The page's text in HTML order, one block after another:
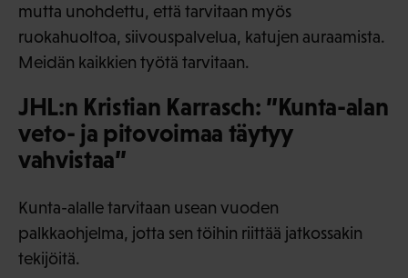
mutta unohdettu, että tarvitaan myös
ruokahuoltoa, siivouspalvelua, katujen auraamista.
Meidän kaikkien työtä tarvitaan.
JHL:n Kristian Karrasch: ”Kunta-alan
veto- ja pitovoimaa täytyy
vahvistaa”
Kunta-alalle tarvitaan usean vuoden
palkkaohjelma, jotta sen töihin riittää jatkossakin
tekijöitä.